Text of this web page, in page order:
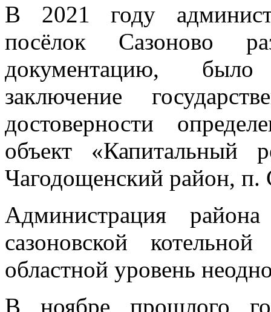
В 2021 году
посёлок Сазоново
документацию, было
заключение
достоверности
объект «Капитальный
Чагодощенский район, п.
Администрация
сазоновской
областной уровень
В ноябре прошлого